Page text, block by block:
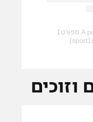
A post shared by ספורט1